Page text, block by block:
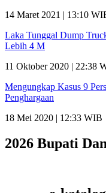
14 Maret 2021 | 13:10
Laka Tunggal Dump
Lebih 4 M
11 Oktober 2020 | 22:38
Mengungkap Kasus 9
Penghargaan
18 Mei 2020 | 12:33 WIB
2026 Bupati